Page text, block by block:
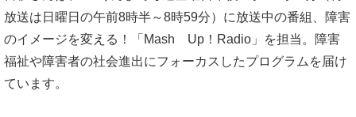
放送は日曜日の午前8時半～8時59分）に放送中の番組、障害
のイメージを変える！「Mash Up！Radio」を担当。障害
福祉や障害者の社会進出にフォーカスしたプログラムを届け
ています。